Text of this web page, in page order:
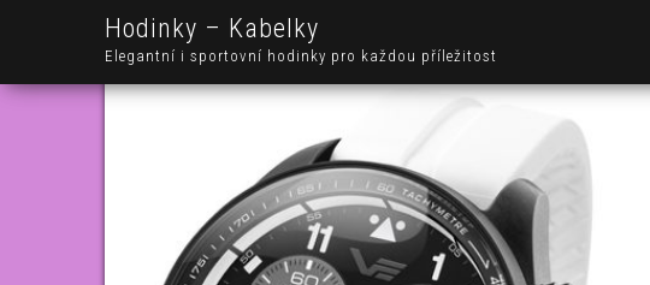
Hodinky – Kabelky
Elegantní i sportovní hodinky pro každou příležitost